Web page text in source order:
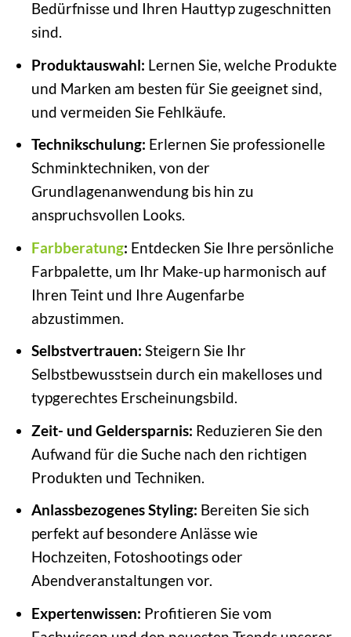
Bedürfnisse und Ihren Hauttyp zugeschnitten
sind.
Produktauswahl: Lernen Sie, welche Produkte
und Marken am besten für Sie geeignet sind,
und vermeiden Sie Fehlkäufe.
Technikschulung: Erlernen Sie professionelle
Schminktechniken, von der
Grundlagenanwendung bis hin zu
anspruchsvollen Looks.
Farbberatung: Entdecken Sie Ihre persönliche
Farbpalette, um Ihr Make-up harmonisch auf
Ihren Teint und Ihre Augenfarbe
abzustimmen.
Selbstvertrauen: Steigern Sie Ihr
Selbstbewusstsein durch ein makelloses und
typgerechtes Erscheinungsbild.
Zeit- und Geldersparnis: Reduzieren Sie den
Aufwand für die Suche nach den richtigen
Produkten und Techniken.
Anlassbezogenes Styling: Bereiten Sie sich
perfekt auf besondere Anlässe wie
Hochzeiten, Fotoshootings oder
Abendveranstaltungen vor.
Expertenwissen: Profitieren Sie vom